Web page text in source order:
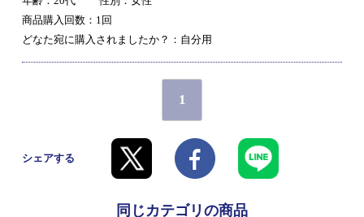
商品購入回数：1回
どなた宛に購入されましたか？：自分用
1
シェアする
同じカテゴリの商品